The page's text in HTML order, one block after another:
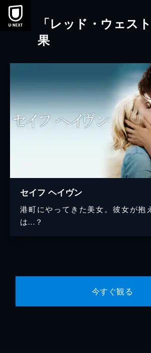
本文へスキップ
「レッド・ウェス
果
セイフ ヘイヴン
港町にやってきた美女。彼女が抱
は…？
今すぐ観る